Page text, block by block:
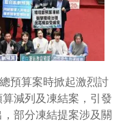
預算案時掀起激烈討
減列及凍結案，引發
部分凍結提案涉及關